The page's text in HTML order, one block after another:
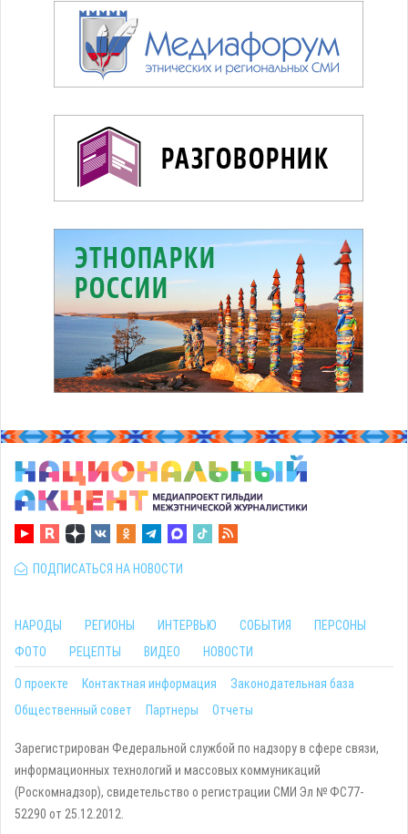
ПОДПИСАТЬСЯ НА НОВОСТИ
НАРОДЫ РЕГИОНЫ ИНТЕРВЬЮ СОБЫТИЯ
ПЕРСОНЫ
ФОТО
РЕЦЕПТЫ ВИДЕО НОВОСТИ
О проекте Контактная информация
Законодательная база
Общественный совет
Партнеры Отчеты
Зарегистрирован Федеральной службой по надзору в сфере связи,
информационных технологий и массовых коммуникаций
(Роскомнадзор), свидетельство о регистрации СМИ Эл № ФС77-
52290 от 25.12.2012.